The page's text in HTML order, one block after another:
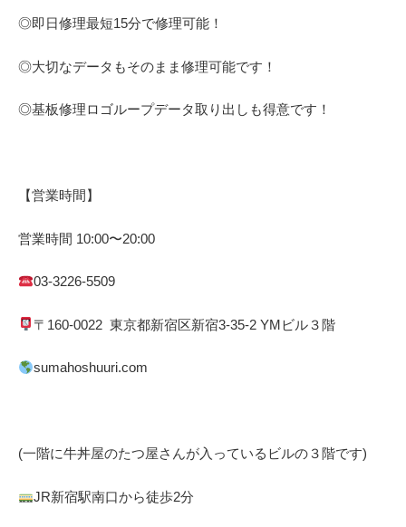
◎即日修理最短15分で修理可能！
◎大切なデータもそのまま修理可能です！
◎基板修理ロゴループデータ取り出しも得意です！
【営業時間】
営業時間 10:00〜20:00
03-3226-5509
〒 160-0022 東京都新宿区新宿3-35-2 YMビル３階
sumahoshuuri.com
(一階に牛丼屋のたつ屋さんが入っているビルの３階です)
JR新宿駅南口から徒歩2分